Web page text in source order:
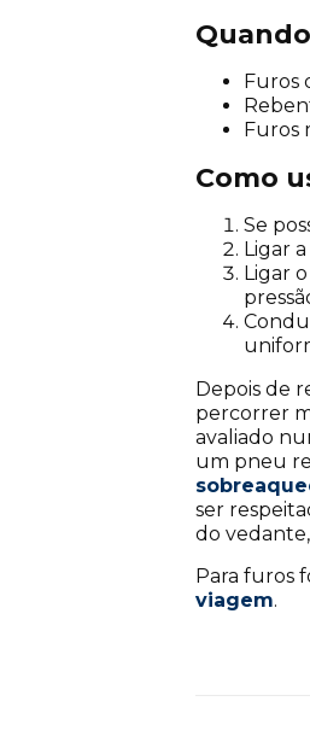
Furos
Furos
Como
Se
Ligar
Ligar
Depois de
percorrer
avaliado
um pneu
ser
do
Para furos
viagem.